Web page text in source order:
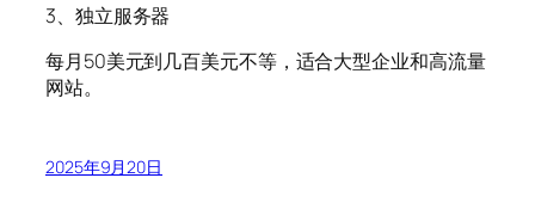
3、独立服务器
每月50美元到几百美元不等，适合大型企业和高流量
网站。
2025年9月20日